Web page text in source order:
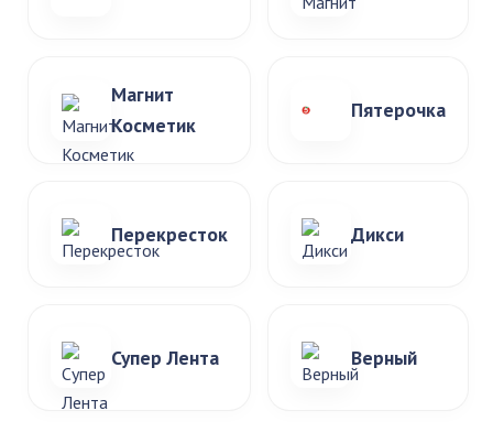
Магнит
Косметик
Пятерочка
Перекресток Дикси
Супер Лента Верный